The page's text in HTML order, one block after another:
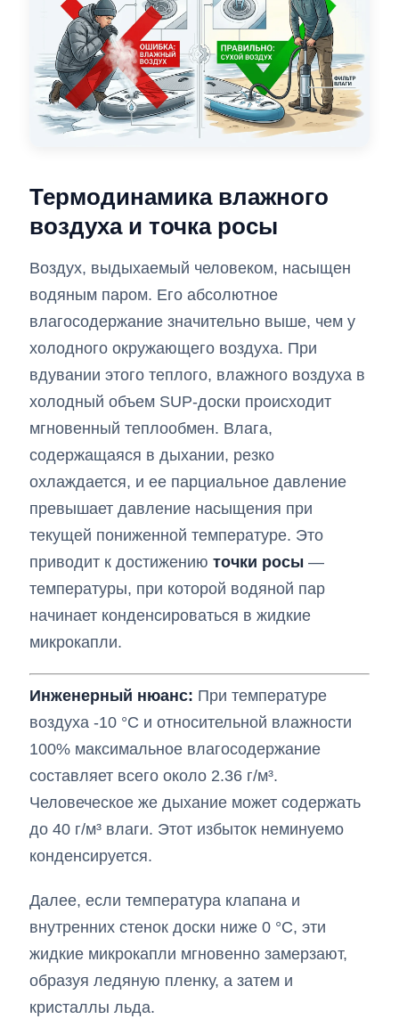
Термодинамика влажного
воздуха и точка росы
Воздух, выдыхаемый человеком, насыщен
водяным паром. Его абсолютное
влагосодержание значительно выше, чем у
холодного окружающего воздуха. При
вдувании этого теплого, влажного воздуха в
холодный объем SUP-доски происходит
мгновенный теплообмен. Влага,
содержащаяся в дыхании, резко
охлаждается, и ее парциальное давление
превышает давление насыщения при
текущей пониженной температуре. Это
приводит к достижению точки росы—
температуры, при которой водяной пар
начинает конденсироваться в жидкие
микрокапли.
Инженерный нюанс: При температуре
воздуха -10 °C и относительной влажности
100% максимальное влагосодержание
составляет всего около 2.36 г/м³.
Человеческое же дыхание может содержать
до 40 г/м³ влаги. Этот избыток неминуемо
конденсируется.
Далее, если температура клапана и
внутренних стенок доски ниже 0 °C, эти
жидкие микрокапли мгновенно замерзают,
образуя ледяную пленку, а затем и
кристаллы льда.